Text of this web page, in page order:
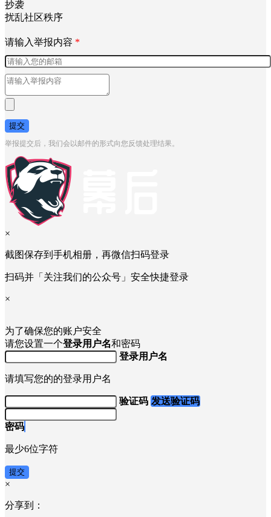
抄袭
扰乱社区秩序
请输入举报内容 *
提交
举报提交后，我们会以邮件的形式向您反馈处理结果。
×
截图保存到手机相册，再微信扫码登录
扫码并「关注我们的公众号」安全快捷登录
×
为了确保您的账户安全
请您设置一个登录用户名和密码
登录用户名
请填写您的的登录用户名
验证码 发送验证码
密码
最少6位字符
提交
×
分享到：